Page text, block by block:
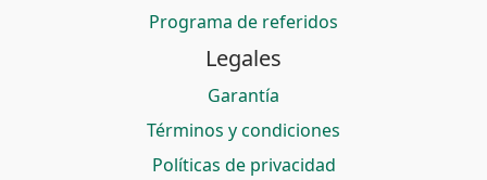
Programa de referidos
Legales
Garantía
Términos y condiciones
Políticas de privacidad